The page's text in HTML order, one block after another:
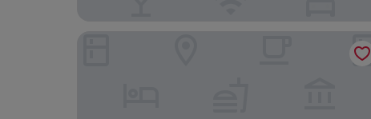
Hampton Inn & Suites by Hilton Toronto Downtown